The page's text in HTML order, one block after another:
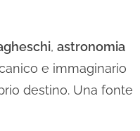
, astronomia
e immaginario
destino. Una fonte